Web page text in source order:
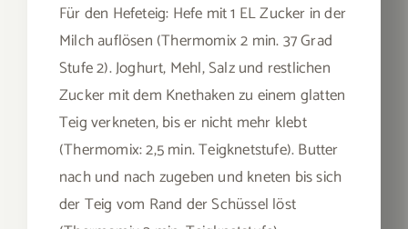
Für den Hefeteig: Hefe mit 1 EL Zucker in der
Milch auflösen (Thermomix 2 min. 37 Grad
Stufe 2). Joghurt, Mehl, Salz und restlichen
Zucker mit dem Knethaken zu einem glatten
Teig verkneten, bis er nicht mehr klebt
(Thermomix: 2,5 min. Teigknetstufe). Butter
nach und nach zugeben und kneten bis sich
der Teig vom Rand der Schüssel löst